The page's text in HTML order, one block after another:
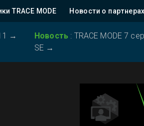
TRACE MODE Новости о партнерах
→ Новость : TRACE MODE 7
SE →